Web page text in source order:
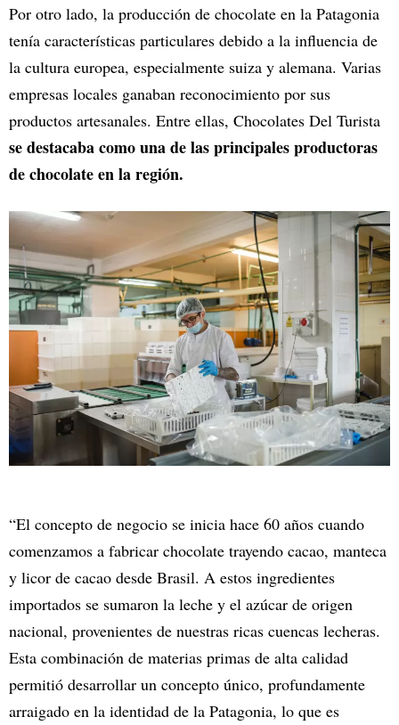
Por otro lado, la producción de chocolate en la Patagonia
tenía características particulares debido a la influencia de
la cultura europea, especialmente suiza y alemana. Varias
empresas locales ganaban reconocimiento por sus
productos artesanales. Entre ellas, Chocolates Del Turista
se destacaba como una de las principales productoras
de chocolate en la región.
“El concepto de negocio se inicia hace 60 años cuando
comenzamos a fabricar chocolate trayendo cacao, manteca
y licor de cacao desde Brasil. A estos ingredientes
importados se sumaron la leche y el azúcar de origen
nacional, provenientes de nuestras ricas cuencas lecheras.
Esta combinación de materias primas de alta calidad
permitió desarrollar un concepto único, profundamente
arraigado en la identidad de la Patagonia, lo que es